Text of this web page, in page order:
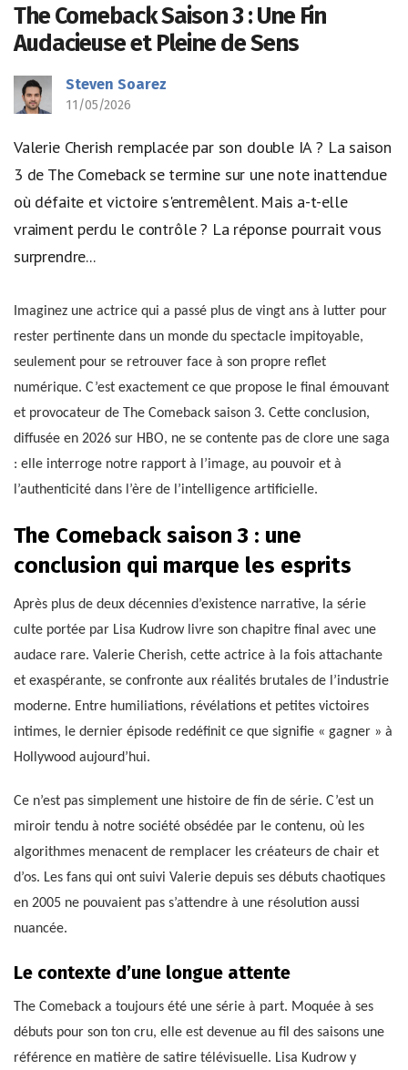
The Comeback Saison 3 : Une Fin
Audacieuse et Pleine de Sens
Steven Soarez
11/05/2026
Valerie Cherish remplacée par son double IA ? La saison
3 de The Comeback se termine sur une note inattendue
où défaite et victoire s'entremêlent. Mais a-t-elle
vraiment perdu le contrôle ? La réponse pourrait vous
surprendre...
Imaginez une actrice qui a passé plus de vingt ans à lutter pour
rester pertinente dans un monde du spectacle impitoyable,
seulement pour se retrouver face à son propre reflet
numérique. C’est exactement ce que propose le final émouvant
et provocateur de The Comeback saison 3. Cette conclusion,
diffusée en 2026 sur HBO, ne se contente pas de clore une saga
: elle interroge notre rapport à l’image, au pouvoir et à
l’authenticité dans l’ère de l’intelligence artificielle.
The Comeback saison 3 : une
conclusion qui marque les esprits
Après plus de deux décennies d’existence narrative, la série
culte portée par Lisa Kudrow livre son chapitre final avec une
audace rare. Valerie Cherish, cette actrice à la fois attachante
et exaspérante, se confronte aux réalités brutales de l’industrie
moderne. Entre humiliations, révélations et petites victoires
intimes, le dernier épisode redéfinit ce que signifie « gagner » à
Hollywood aujourd’hui.
Ce n’est pas simplement une histoire de fin de série. C’est un
miroir tendu à notre société obsédée par le contenu, où les
algorithmes menacent de remplacer les créateurs de chair et
d’os. Les fans qui ont suivi Valerie depuis ses débuts chaotiques
en 2005 ne pouvaient pas s’attendre à une résolution aussi
nuancée.
Le contexte d’une longue attente
The Comeback a toujours été une série à part. Moquée à ses
débuts pour son ton cru, elle est devenue au fil des saisons une
référence en matière de satire télévisuelle. Lisa Kudrow y